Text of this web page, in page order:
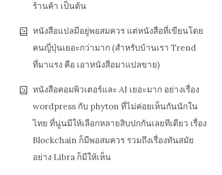
ร้านค้า เป็นต้น
หนังสือแปลมีอยู่พอสมควร แต่หนังสือที่เขียนโดย
คนญี่ปุ่นเยอะกว่ามาก (สำหรับบ้านเรา Trend
ที่มาแรง คือ เอาหนังสือมาแปลขาย)
หนังสือคอมพิวเตอร์และ AI เยอะมาก อย่างเรื่อง
wordpress กับ phyton ที่ไม่ค่อยเห็นกันนักใน
ไทย ที่นู่นมีให้เลือกหลายสิบปกกันเลยทีเดียว เรื่อง
Blockchain ก็มีพอสมควร รวมถึงเรื่องทันสมัย
อย่าง Libra ก็มีให้เห็น